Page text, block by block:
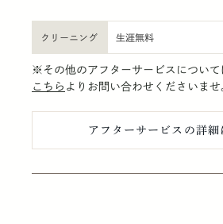
クリーニング 生涯無料
※その他のアフターサービスについて
こちら よりお問い合わせくださいませ
アフターサービスの詳細